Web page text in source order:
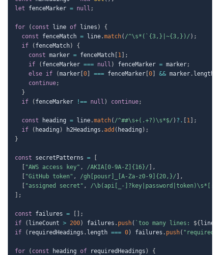
let fenceMarker = null ;
for ( const line of lines )
{
const fenceMatch = line.match( /^\s*(`{3,}|~{3,}) / ) ;
if
( fenceMatch)
{
const marker = fenceMatch 1
;
if
( fenceMarker === null ) fenceMarker = marker;
else if (marker 0 === fenceMarker 0 && marker. length
continue;
}
if
( fenceMarker !== null ) continue;
const heading = line.match( /^##\s+(.+?)\s*$/ ) ?. 1
;
if
( heading ) h2Headings .add ( heading ) ;
}
const secretPatterns =
"AWS access key" , /AKIA[0-9A-Z]{16}/
,
"GitHub token" , /gh[pousr]_[A-Za-z0-9]{20,}/
,
"assigned secret" , /\b(api[_-
;
const failures =
;
if
( lineCount > 200) failures . push( ` too many lines: ${
if
( requiredHeadings . length === 0) failures . push( "required
for ( const heading of requiredHeadings )
{